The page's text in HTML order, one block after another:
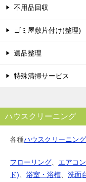
不用品回収
ゴミ屋敷片付け(整理)
遺品整理
特殊清掃サービス
ハウスクリーニング
各種ハウスクリーニング
フローリング エアコン
ド)
浴室・浴槽 洗面